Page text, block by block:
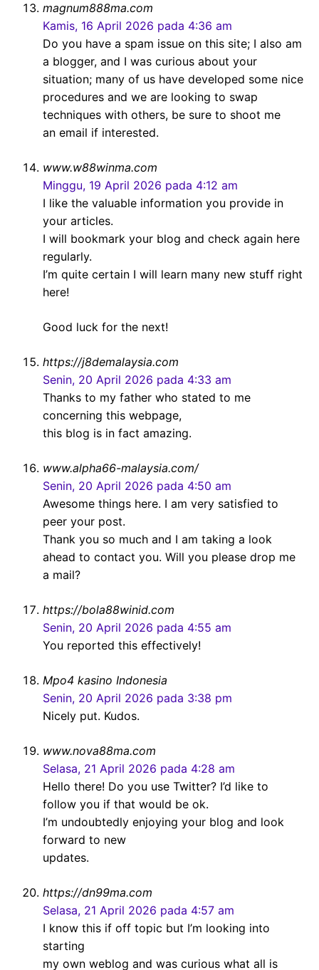
magnum888ma.com
Kamis, 16 April 2026 pada 4:36 am
Do you have a spam issue on this site; I also am
a blogger, and I was curious about your
situation; many of us have developed some nice
procedures and we are looking to swap
techniques with others, be sure to shoot me
an email if interested.
www.w88winma.com
Minggu, 19 April 2026 pada 4:12 am
I like the valuable information you provide in
your articles.
I will bookmark your blog and check again here
regularly.
I’m quite certain I will learn many new stuff right
here!
Good luck for the next!
https://j8demalaysia.com
Senin, 20 April 2026 pada 4:33 am
Thanks to my father who stated to me
concerning this webpage,
this blog is in fact amazing.
www.alpha66-malaysia.com/
Senin, 20 April 2026 pada 4:50 am
Awesome things here. I am very satisfied to
peer your post.
Thank you so much and I am taking a look
ahead to contact you. Will you please drop me
a mail?
https://bola88winid.com
Senin, 20 April 2026 pada 4:55 am
You reported this effectively!
Mpo4 kasino Indonesia
Senin, 20 April 2026 pada 3:38 pm
Nicely put. Kudos.
www.nova88ma.com
Selasa, 21 April 2026 pada 4:28 am
Hello there! Do you use Twitter? I’d like to
follow you if that would be ok.
I’m undoubtedly enjoying your blog and look
forward to new
updates.
https://dn99ma.com
Selasa, 21 April 2026 pada 4:57 am
I know this if off topic but I’m looking into
starting
my own weblog and was curious what all is